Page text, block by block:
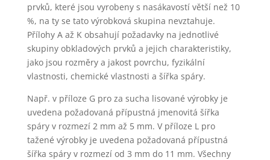
prvků, které jsou vyrobeny s nasákavostí větší než 10
%, na ty se tato výrobková skupina nevztahuje.
Přílohy A až K obsahují požadavky na jednotlivé
skupiny obkladových prvků a jejich charakteristiky,
jako jsou rozměry a jakost povrchu, fyzikální
vlastnosti, chemické vlastnosti a šířka spáry.
Např. v příloze G pro za sucha lisované výrobky je
uvedena požadovaná přípustná jmenovitá šířka
spáry v rozmezí 2 mm až 5 mm. V příloze L pro
tažené výrobky je uvedena požadovaná přípustná
šířka spáry v rozmezí od 3 mm do 11 mm. Všechny